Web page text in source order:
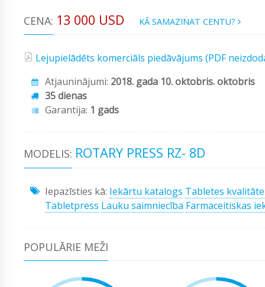
CENA: 13 000 USD KĀ SAMAZINAT CENTU?
Lejupielādēts komerciāls piedāvājums (PDF
Atjauninājumi: 2018. gada 10. oktobris. oktobris
35 dienas
Garantija: 1 gads
MODELIS: ROTARY PRESS RZ- 8D
Iepazīsties kā: Iekārtu katalogs Tabletes kvalitāte
Tabletpress Lauku saimniecība Farmaceitiskas
POPULĀRIE MEŽI